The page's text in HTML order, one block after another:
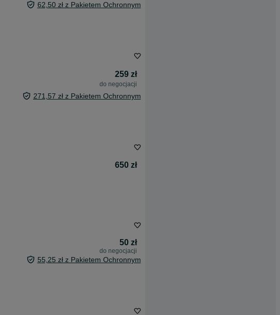
62,50 zł z Pakietem Ochronnym
259 zł
do negocjacji
271,57 zł z Pakietem Ochronnym
650 zł
50 zł
do negocjacji
55,25 zł z Pakietem Ochronnym